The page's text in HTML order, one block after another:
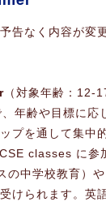
告なく内容が変
（対象年齢：12-
年齢や目標に応
プを通して集中
classes に参
の中学校教育）
けられます。英